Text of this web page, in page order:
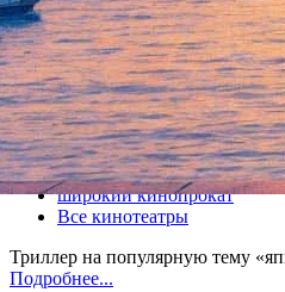
Я устал от тебя
01 июня 2012, пятница-22
Версия для печати
Все кино
широкий кинопрокат
Все кинотеатры
Триллер на популярную тему
Подробнее...